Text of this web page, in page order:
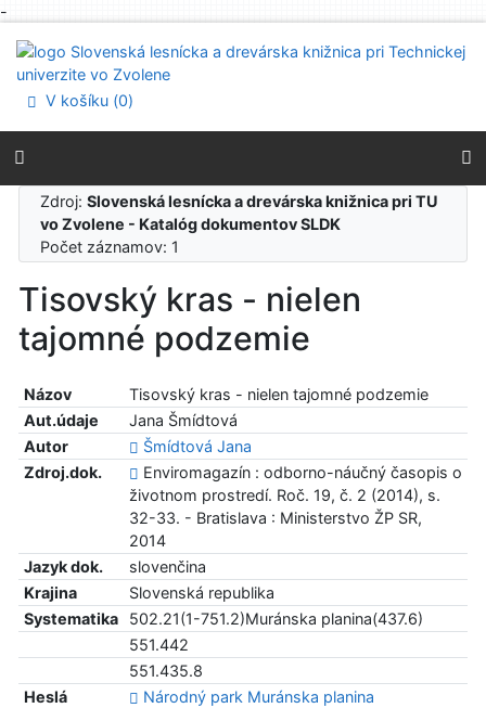
-
Prejsť na menu
Prehlásenie o webovej prístupnosti
V košíku (0)
Zdroj:Slovenská lesnícka a drevárska knižnica pri TU
vo Zvolene - Katalóg dokumentov SLDK
Počet záznamov: 1
Tisovský kras - nielen
tajomné podzemie
Názov
Tisovský kras - nielen tajomné podzemie
Aut.údaje
Jana Šmídtová
Autor
Šmídtová Jana
Zdroj.dok.
Enviromagazín : odborno-náučný časopis o
životnom prostredí. Roč. 19, č. 2 (2014), s.
32-33. - Bratislava : Ministerstvo ŽP SR,
2014
Jazyk dok.
slovenčina
Krajina
Slovenská republika
Systematika
502.21(1-751.2)Muránska planina(437.6)
551.442
551.435.8
Heslá
Národný park Muránska planina